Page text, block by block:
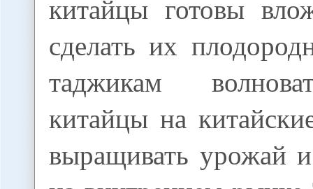
китайцы готовы
сделать их
таджикам
китайцы на
выращивать урожай